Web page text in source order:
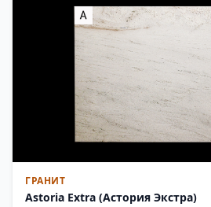
ГРАНИТ
Astoria Extra (Астория Экстра)